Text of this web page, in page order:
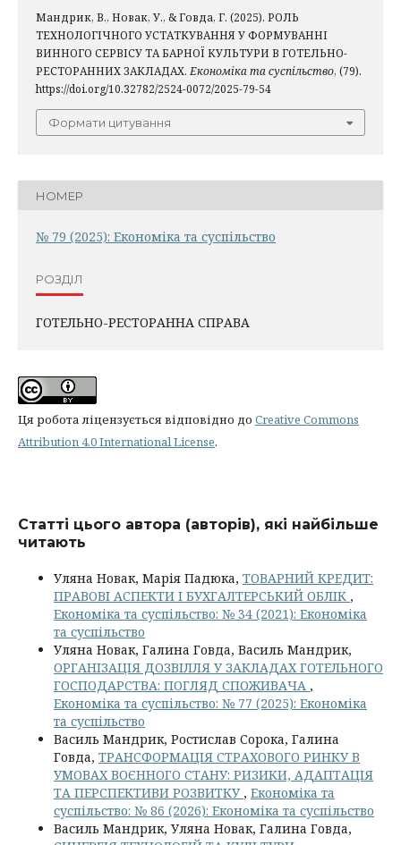
Мандрик, В., Новак, У., & Говда, Г. (2025). РОЛЬ
ТЕХНОЛОГІЧНОГО УСТАТКУВАННЯ У ФОРМУВАННІ
ВИННОГО СЕРВІСУ ТА БАРНОЇ КУЛЬТУРИ В ГОТЕЛЬНО-
РЕСТОРАННИХ ЗАКЛАДАХ. Економіка та суспільство, (79).
https://doi.org/10.32782/2524-0072/2025-79-54
Формати цитування
НОМЕР
№ 79 (2025): Економіка та суспільство
РОЗДІЛ
ГОТЕЛЬНО-РЕСТОРАННА СПРАВА
Ця робота ліцензується відповідно до Creative Commons
Attribution 4.0 International License.
Статті цього автора (авторів), які найбільше
читають
Уляна Новак, Марія Падюка, ТОВАРНИЙ КРЕДИТ:
ПРАВОВІ АСПЕКТИ І БУХГАЛТЕРСЬКИЙ ОБЛІК ,
Економіка та суспільство: № 34 (2021): Економіка
та суспільство
Уляна Новак, Галина Говда, Василь Мандрик,
ОРГАНІЗАЦІЯ ДОЗВІЛЛЯ У ЗАКЛАДАХ ГОТЕЛЬНОГО
ГОСПОДАРСТВА: ПОГЛЯД СПОЖИВАЧА ,
Економіка та суспільство: № 77 (2025): Економіка
та суспільство
Василь Мандрик, Ростислав Сорока, Галина
Говда, ТРАНСФОРМАЦІЯ СТРАХОВОГО РИНКУ В
УМОВАХ ВОЄННОГО СТАНУ: РИЗИКИ, АДАПТАЦІЯ
ТА ПЕРСПЕКТИВИ РОЗВИТКУ , Економіка та
суспільство: № 86 (2026): Економіка та суспільство
Василь Мандрик, Уляна Новак, Галина Говда,